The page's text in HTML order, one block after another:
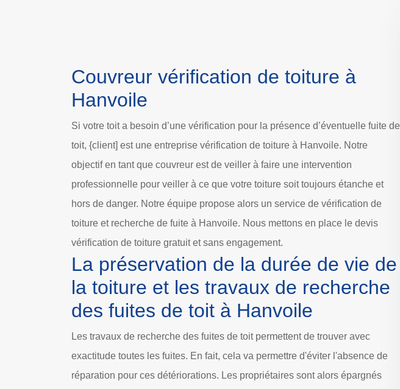
Couvreur vérification de toiture à
Hanvoile
Si votre toit a besoin d’une vérification pour la présence d’éventuelle fuite de
toit, {client] est une entreprise vérification de toiture à Hanvoile. Notre
objectif en tant que couvreur est de veiller à faire une intervention
professionnelle pour veiller à ce que votre toiture soit toujours étanche et
hors de danger. Notre équipe propose alors un service de vérification de
toiture et recherche de fuite à Hanvoile. Nous mettons en place le devis
vérification de toiture gratuit et sans engagement.
La préservation de la durée de vie de
la toiture et les travaux de recherche
des fuites de toit à Hanvoile
Les travaux de recherche des fuites de toit permettent de trouver avec
exactitude toutes les fuites. En fait, cela va permettre d'éviter l'absence de
réparation pour ces détériorations. Les propriétaires sont alors épargnés